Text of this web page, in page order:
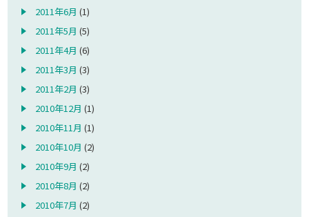
2011年6月 (1)
2011年5月 (5)
2011年4月 (6)
2011年3月 (3)
2011年2月 (3)
2010年12月 (1)
2010年11月 (1)
2010年10月 (2)
2010年9月 (2)
2010年8月 (2)
2010年7月 (2)